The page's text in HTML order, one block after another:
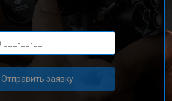
Отправить заявку